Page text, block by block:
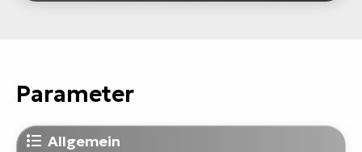
Parameter
Allgemein